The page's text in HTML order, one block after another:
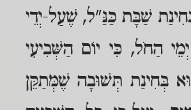
שַׁבָּת כַּנַּ"ל, שֶׁעַל-יְדֵי
הַחֹל, כִּי יוֹם הַשְּׁבִיעִי
בְּחִינַת תְּשׁוּבָה שֶׁמְּתַקֵּן